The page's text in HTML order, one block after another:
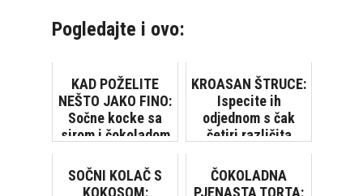
Pogledajte i ovo:
KAD POŽELITE
NEŠTO JAKO FINO:
Sočne kocke sa
sirom i čokoladom
KROASAN ŠTRUCE:
Ispecite ih
odjednom s čak
četiri različita
SOČNI KOLAČ S
KOKOSOM:
ČOKOLADNA
PJENASTA TORTA: